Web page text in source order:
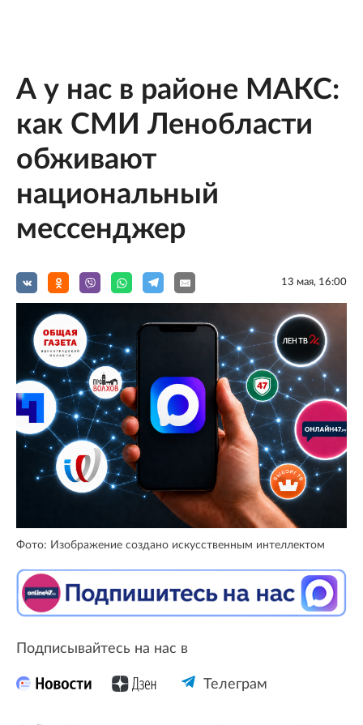
А у нас в районе МАКС:
как СМИ Ленобласти
обживают
национальный
мессенджер
13 мая, 16:00
Фото: Изображение создано искусственным интеллектом
Подписывайтесь на нас в
Телеграм